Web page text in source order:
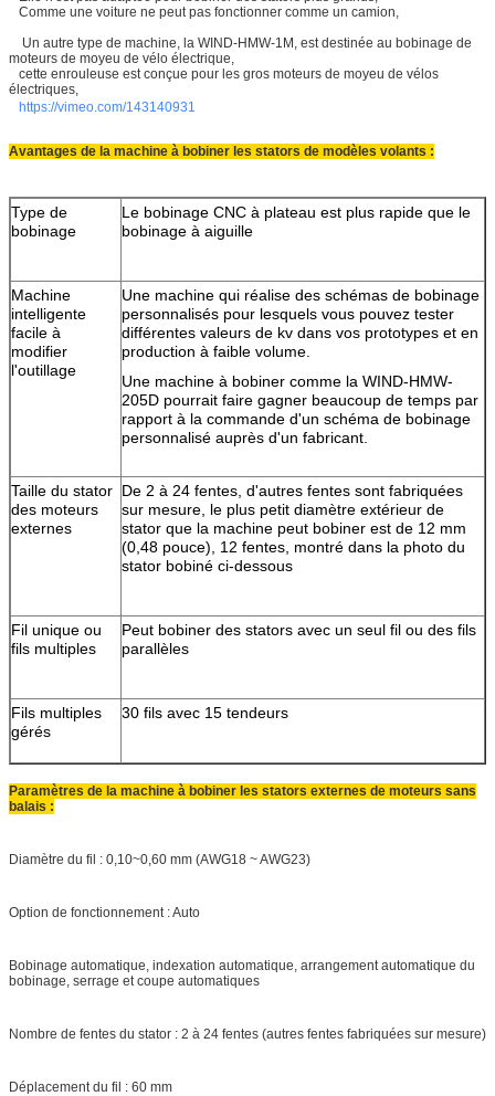
Comme une voiture ne peut pas fonctionner comme un camion,
Un autre type de machine, la WIND-HMW-1M, est destinée au bobinage de
moteurs de moyeu de vélo électrique,
cette enrouleuse est conçue pour les gros moteurs de moyeu de vélos
électriques,
https://vimeo.com/143140931
Avantages de la machine à bobiner les stators de modèles volants :
Type de
bobinage
Le bobinage CNC à plateau est plus rapide que le
bobinage à aiguille
Machine
intelligente
facile à
modifier
l'outillage
Une machine qui réalise des schémas de bobinage
personnalisés pour lesquels vous pouvez tester
différentes valeurs de kv dans vos prototypes et en
production à faible volume.
Une machine à bobiner comme la WIND-HMW-
205D pourrait faire gagner beaucoup de temps par
rapport à la commande d'un schéma de bobinage
personnalisé auprès d'un fabricant.
Taille du stator
des moteurs
externes
De 2 à 24 fentes, d'autres fentes sont fabriquées
sur mesure, le plus petit diamètre extérieur de
stator que la machine peut bobiner est de 12 mm
(0,48 pouce), 12 fentes, montré dans la photo du
stator bobiné ci-dessous
Fil unique ou
fils multiples
Peut bobiner des stators avec un seul fil ou des fils
parallèles
Fils multiples
gérés
30 fils avec 15 tendeurs
Paramètres de la machine à bobiner les stators externes de moteurs sans
balais :
Diamètre du fil : 0,10~0,60 mm (AWG18 ~ AWG23)
Option de fonctionnement : Auto
Bobinage automatique, indexation automatique, arrangement automatique du
bobinage, serrage et coupe automatiques
Nombre de fentes du stator : 2 à 24 fentes (autres fentes fabriquées sur mesure)
Déplacement du fil : 60 mm